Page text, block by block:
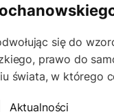
się do
prawo do
świata, w którego
Aktualności